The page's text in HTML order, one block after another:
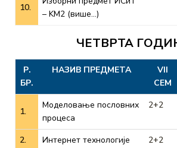
10.
– KМ2 (више…)
ЧЕТВРТА
Р.
БР.
НАЗИВ ПРЕДМЕТА
VII
СЕМ
1.
Моделовање пословних
процеса
2+2
2. Интернет технологије 2+2